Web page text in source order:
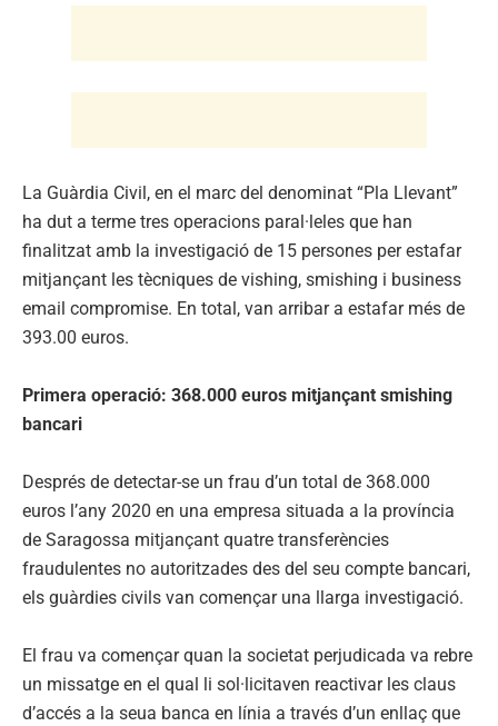
La Guàrdia Civil, en el marc del denominat “Pla Llevant”
ha dut a terme tres operacions paral·leles que han
finalitzat amb la investigació de 15 persones per estafar
mitjançant les tècniques de vishing, smishing i business
email compromise. En total, van arribar a estafar més de
393.00 euros.
Primera operació: 368.000 euros mitjançant smishing
bancari
Després de detectar-se un frau d’un total de 368.000
euros l’any 2020 en una empresa situada a la província
de Saragossa mitjançant quatre transferències
fraudulentes no autoritzades des del seu compte bancari,
els guàrdies civils van començar una llarga investigació.
El frau va començar quan la societat perjudicada va rebre
un missatge en el qual li sol·licitaven reactivar les claus
d’accés a la seua banca en línia a través d’un enllaç que